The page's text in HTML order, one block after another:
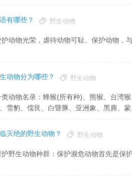
有哪些？ 野生动物
物光荣，虐待动物可耻。保护动物，
动物分为哪些？ 野生动物
雪豹、儒艮、白暨豚、亚洲象、黑麂、
灭绝的野生动物？ 野生动物